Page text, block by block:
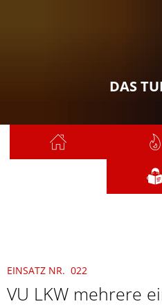
DAS
EINSATZ NR. 022
VU LKW mehrere